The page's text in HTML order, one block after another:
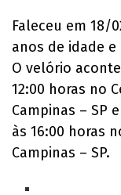
Faleceu em 18/
anos de idade
O velório
12:00 horas no
Campinas – SP
às 16:00 horas
Campinas – SP.